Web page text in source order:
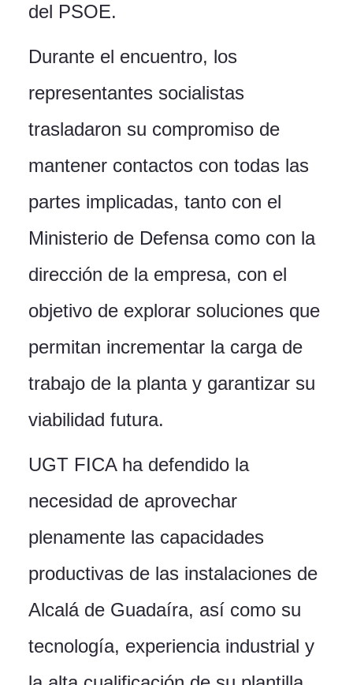
del PSOE.
Durante el encuentro, los
representantes socialistas
trasladaron su compromiso de
mantener contactos con todas las
partes implicadas, tanto con el
Ministerio de Defensa como con la
dirección de la empresa, con el
objetivo de explorar soluciones que
permitan incrementar la carga de
trabajo de la planta y garantizar su
viabilidad futura.
UGT FICA ha defendido la
necesidad de aprovechar
plenamente las capacidades
productivas de las instalaciones de
Alcalá de Guadaíra, así como su
tecnología, experiencia industrial y